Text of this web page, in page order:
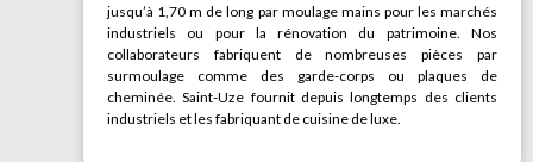
jusqu’à 1,70 m de long par moulage mains pour les marchés
industriels ou pour la rénovation du patrimoine. Nos
collaborateurs fabriquent de nombreuses pièces par
surmoulage comme des garde-corps ou plaques de
cheminée. Saint-Uze fournit depuis longtemps des clients
industriels et les fabriquant de cuisine de luxe.